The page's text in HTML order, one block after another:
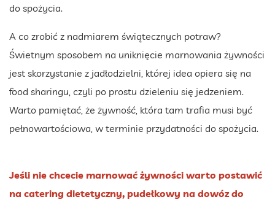
do spożycia.
A co zrobić z nadmiarem świątecznych potraw?
Świetnym sposobem na uniknięcie marnowania żywności
jest skorzystanie z jadłodzielni, której idea opiera się na
food sharingu, czyli po prostu dzieleniu się jedzeniem.
Warto pamiętać, że żywność, która tam trafia musi być
pełnowartościowa, w terminie przydatności do spożycia.
Jeśli nie chcecie marnować żywności warto postawić
na catering dietetyczny, pudełkowy na dowóz do